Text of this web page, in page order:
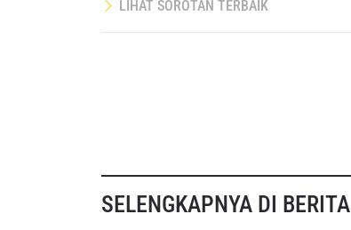
LIHAT SOROTAN TERBAIK
SELENGKAPNYA DI BERITA